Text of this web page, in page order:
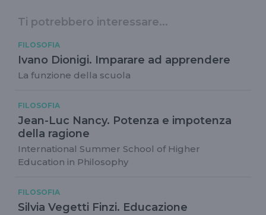
Ti potrebbero interessare...
FILOSOFIA
Ivano Dionigi. Imparare ad apprendere
La funzione della scuola
FILOSOFIA
Jean-Luc Nancy. Potenza e impotenza
della ragione
International Summer School of Higher
Education in Philosophy
FILOSOFIA
Silvia Vegetti Finzi. Educazione